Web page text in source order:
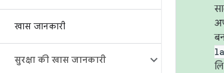
खास जानकारी
सुरक्षा की खास जानकारी